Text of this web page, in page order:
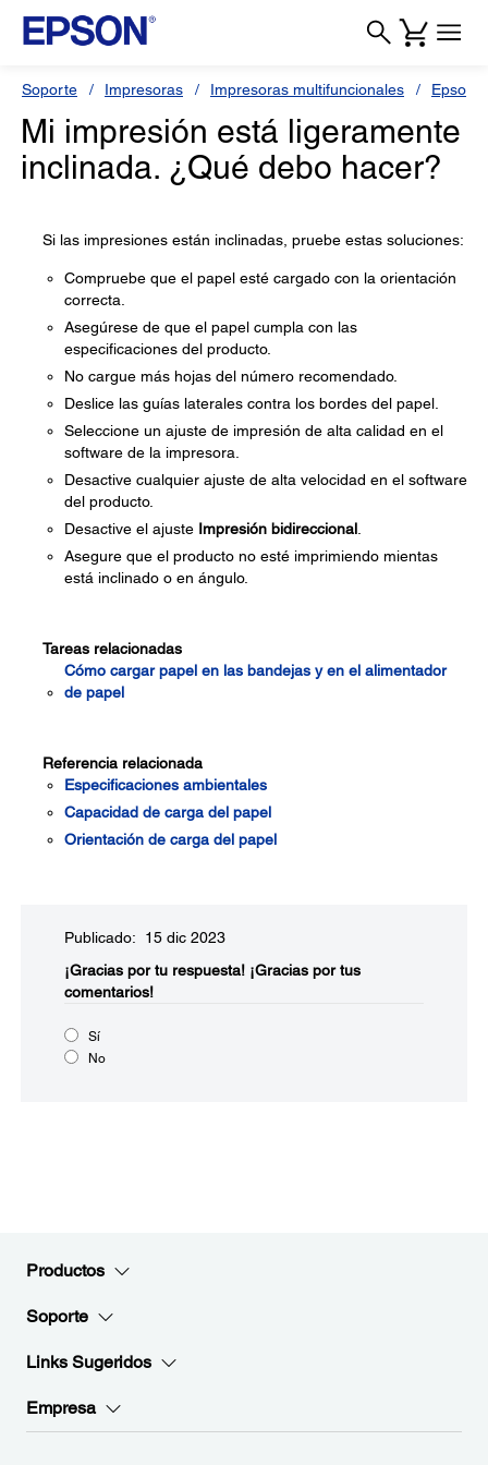
Soporte Impresoras Impresoras multifuncionales Epson
Mi impresión está ligeramente
inclinada. ¿Qué debo hacer?
Si las impresiones están inclinadas, pruebe estas soluciones:
Compruebe que el papel esté cargado con la orientación
correcta.
Asegúrese de que el papel cumpla con las
especificaciones del producto.
No cargue más hojas del número recomendado.
Deslice las guías laterales contra los bordes del papel.
Seleccione un ajuste de impresión de alta calidad en el
software de la impresora.
Desactive cualquier ajuste de alta velocidad en el software
del producto.
Desactive el ajuste Impresión bidireccional
Asegure que el producto no esté imprimiendo mientas
está inclinado o en ángulo.
Tareas relacionadas
Cómo cargar papel en las bandejas y en el alimentador
de papel
Referencia relacionada
Especificaciones ambientales
Capacidad de carga del papel
Orientación de carga del papel
Publicado: 15 dic 2023
¡Gracias por tu respuesta! ¡Gracias por tus
comentarios!
Sí
No
Productos
Soporte
Links Sugeridos
Empresa